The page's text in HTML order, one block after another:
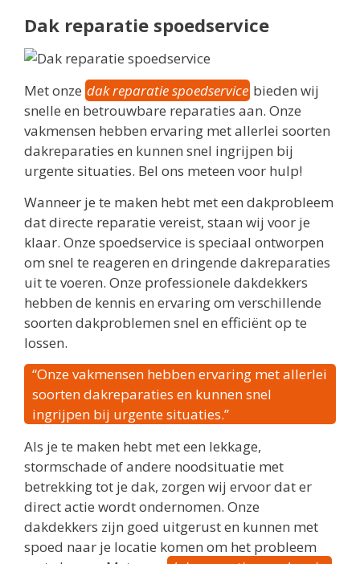
Dak reparatie spoedservice
Met onze dak reparatie spoedservice bieden wij
snelle en betrouwbare reparaties aan. Onze
vakmensen hebben ervaring met allerlei soorten
dakreparaties en kunnen snel ingrijpen bij
urgente situaties. Bel ons meteen voor hulp!
Wanneer je te maken hebt met een dakprobleem
dat directe reparatie vereist, staan wij voor je
klaar. Onze spoedservice is speciaal ontworpen
om snel te reageren en dringende dakreparaties
uit te voeren. Onze professionele dakdekkers
hebben de kennis en ervaring om verschillende
soorten dakproblemen snel en efficiënt op te
lossen.
“Onze vakmensen hebben ervaring met allerlei
soorten dakreparaties en kunnen snel
ingrijpen bij urgente situaties.”
Als je te maken hebt met een lekkage,
stormschade of andere noodsituatie met
betrekking tot je dak, zorgen wij ervoor dat er
direct actie wordt ondernomen. Onze
dakdekkers zijn goed uitgerust en kunnen met
spoed naar je locatie komen om het probleem